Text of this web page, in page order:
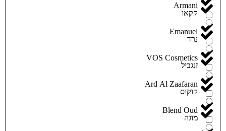
Armani
Emanuel
VOS Cosmetics
Ard Al Zaafaran
Blend Oud
קקאו
נרד
זנגביל
קוקוס
מוגה